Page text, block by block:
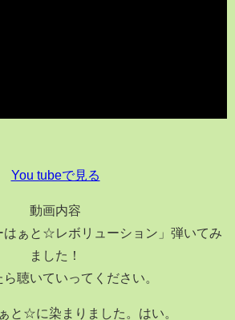
You tubeで見る
動画内容
はぁと☆レボリューション」弾いてみ
ました！
ら聴いていってください。
と☆に染まりました。はい。